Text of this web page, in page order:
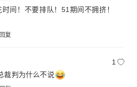
间！不要排队！51期间不拥挤！
回复
1
裁判为什么不说